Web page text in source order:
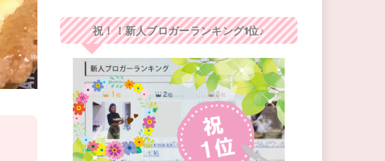
祝！！新人ブロガーランキング1位♪